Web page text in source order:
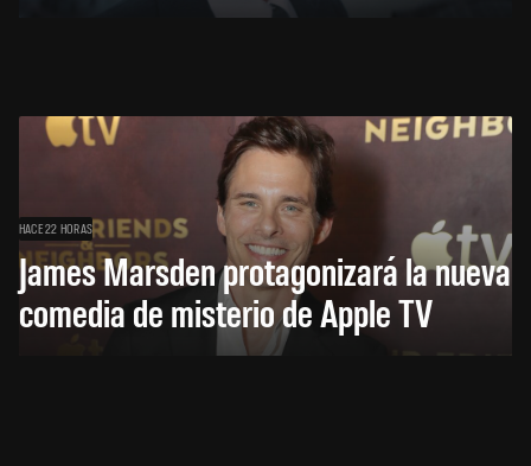
HACE 22 HORAS
James Marsden protagonizará la nueva
comedia de misterio de Apple TV